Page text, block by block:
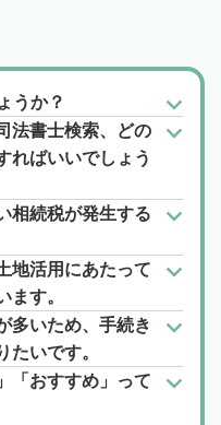
うか？
法書士検索、どの
ればいいでしょう
相続税が発生する
地活用にあたって
ます。
多いため、手続き
たいです。
「おすすめ」って